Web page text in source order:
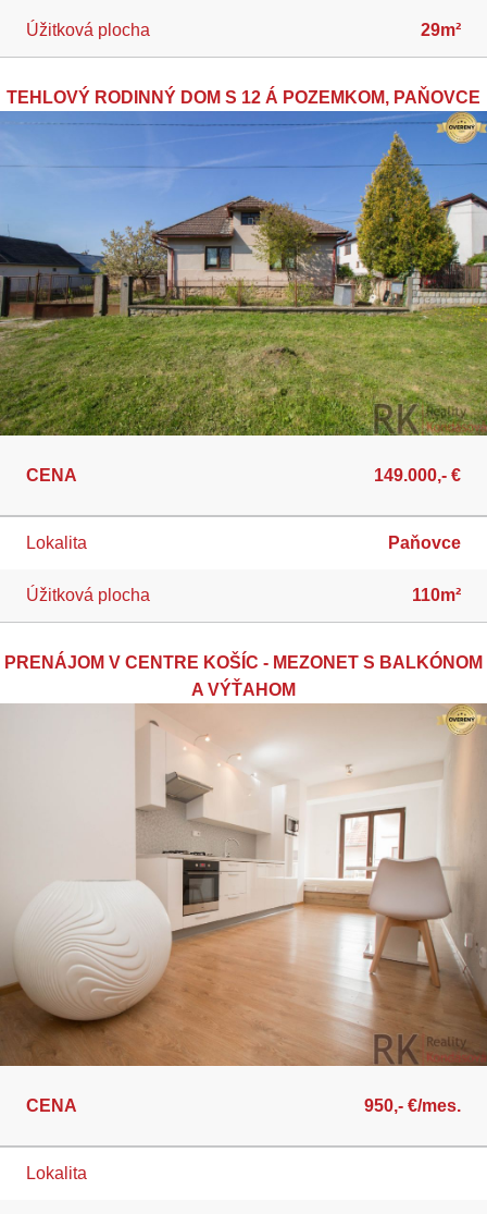
Úžitková plocha 29m²
TEHLOVÝ RODINNÝ DOM S 12 Á POZEMKOM, PAŇOVCE
CENA 149.000,- €
Lokalita Paňovce
Úžitková plocha 110m²
PRENÁJOM V CENTRE KOŠÍC - MEZONET S BALKÓNOM
A VÝŤAHOM
CENA 950,- €/mes.
Lokalita